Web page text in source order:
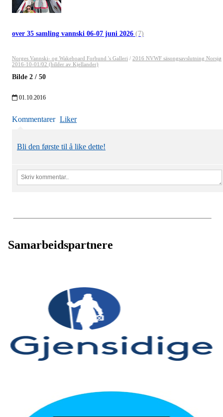
over 35 samling vannski 06-07 juni 2026 (7)
Norges Vannski- og Wakeboard Forbund 's Galleri / 2016 NVWF säsongsavslutning Norsjø
2016-10-01/02 (bilder av Kjellander)
Bilde 2 / 50
01.10.2016
Kommentarer Liker
Bli den første til å like dette!
Samarbeidspartnere